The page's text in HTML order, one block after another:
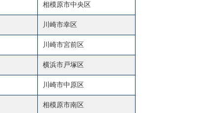
相模原市中央区
川崎市幸区
川崎市宮前区
横浜市戸塚区
川崎市中原区
相模原市南区